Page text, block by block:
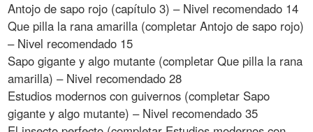
Antojo de sapo rojo (capítulo 3) – Nivel recomendado 14
Que pilla la rana amarilla (completar Antojo de sapo rojo)
– Nivel recomendado 15
Sapo gigante y algo mutante (completar Que pilla la rana
amarilla) – Nivel recomendado 28
Estudios modernos con guivernos (completar Sapo
gigante y algo mutante) – Nivel recomendado 35